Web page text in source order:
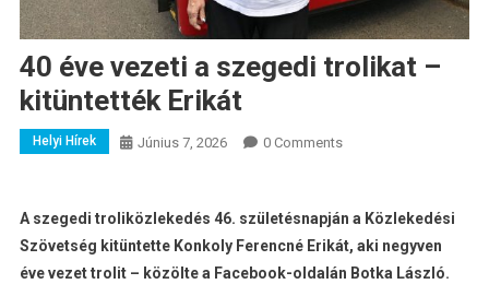
40 éve vezeti a szegedi trolikat –
kitüntették Erikát
Helyi Hírek Június 7, 2026 0 Comments
A szegedi troliközlekedés 46. születésnapján a Közlekedési
Szövetség kitüntette Konkoly Ferencné Erikát, aki negyven
éve vezet trolit – közölte a Facebook-oldalán Botka László.